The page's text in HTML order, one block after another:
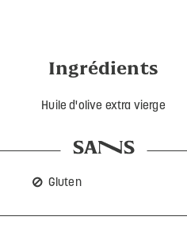
Ingrédients
Huile d'olive extra vierge
Gluten